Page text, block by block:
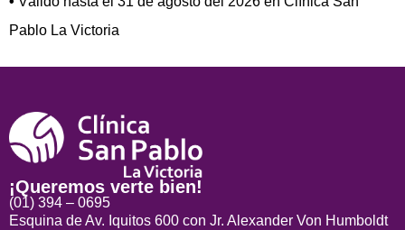
Pablo La Victoria
¡Queremos verte bien!
(01) 394 – 0695
Esquina de Av. Iquitos 600 con Jr. Alexander Von Humboldt